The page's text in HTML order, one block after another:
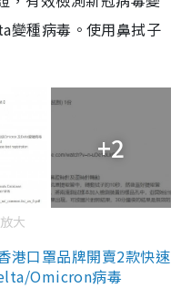
變種病毒。使用鼻拭子
+2
大
港口罩品牌開賣2款快速
Omicron病毒